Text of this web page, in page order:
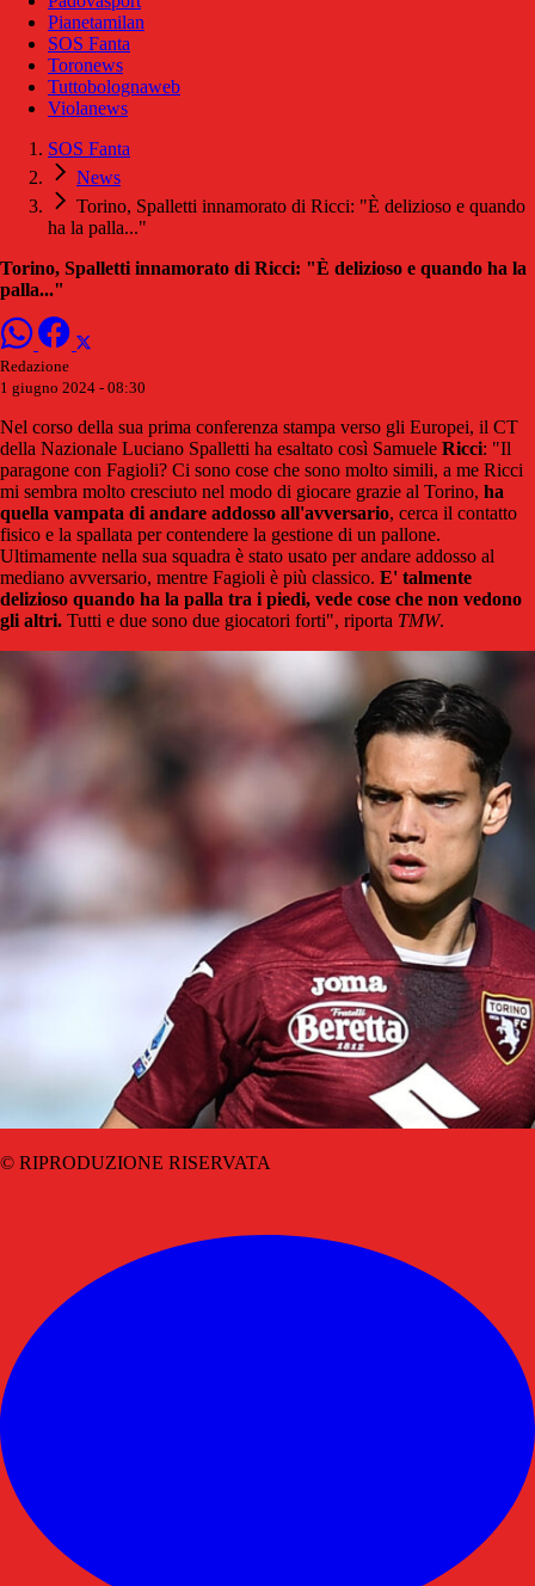
Pianetamilan
SOS Fanta
Toronews
Tuttobolognaweb
Violanews
SOS Fanta
News
Torino, Spalletti innamorato di Ricci: "È delizioso e quando
ha la palla..."
Torino, Spalletti innamorato di Ricci: "È delizioso e quando ha la
palla..."
Redazione
1 giugno 2024 - 08:30
Nel corso della sua prima conferenza stampa verso gli Europei, il CT
della Nazionale Luciano Spalletti ha esaltato così Samuele Ricci: "Il
paragone con Fagioli? Ci sono cose che sono molto simili, a me Ricci
mi sembra molto cresciuto nel modo di giocare grazie al Torino, ha
quella vampata di andare addosso all'avversario, cerca il contatto
fisico e la spallata per contendere la gestione di un pallone.
Ultimamente nella sua squadra è stato usato per andare addosso al
mediano avversario, mentre Fagioli è più classico. E' talmente
delizioso quando ha la palla tra i piedi, vede cose che non vedono
gli altri. Tutti e due sono due giocatori forti", riporta TMW.
© RIPRODUZIONE RISERVATA